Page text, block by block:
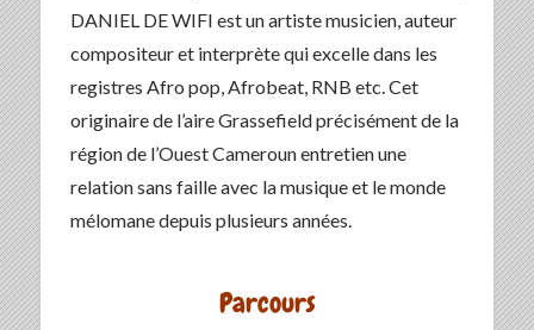
DANIEL DE WIFI est un artiste musicien, auteur
compositeur et interprète qui excelle dans les
registres Afro pop, Afrobeat, RNB etc. Cet
originaire de l’aire Grassefield précisément de la
région de l’Ouest Cameroun entretien une
relation sans faille avec la musique et le monde
mélomane depuis plusieurs années.
Parcours